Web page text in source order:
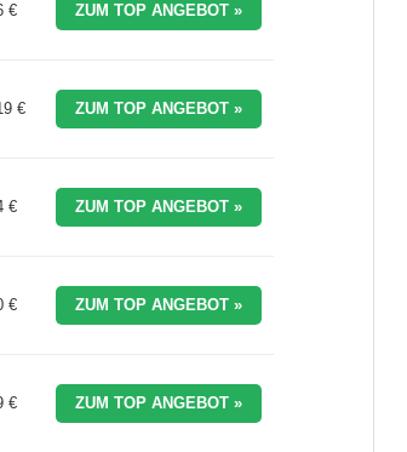
€ ZUM TOP ANGEBOT »
€ ZUM TOP ANGEBOT »
€ ZUM TOP ANGEBOT »
€ ZUM TOP ANGEBOT »
€ ZUM TOP ANGEBOT »